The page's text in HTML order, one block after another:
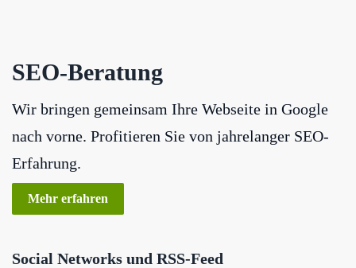
SEO-Beratung
Wir bringen gemeinsam Ihre Webseite in Google
nach vorne. Profitieren Sie von jahrelanger SEO-
Erfahrung.
Mehr erfahren
Social Networks und RSS-Feed